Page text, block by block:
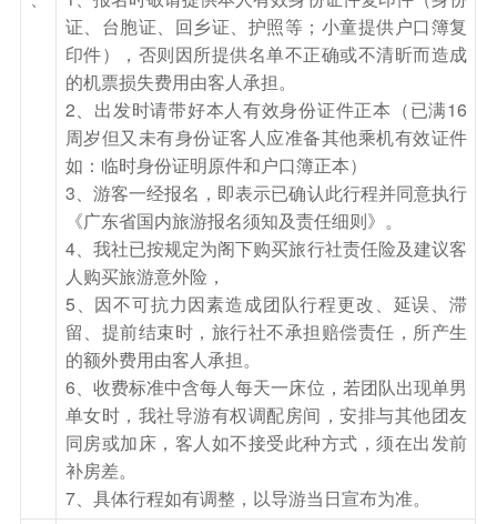
住宿
吉林
第7天 吉林-长春-广州
酒店用早餐，后乘车前往【吉林雾凇长廊】是吉林
雾凇较佳观赏点，观赏中国四大气象奇景—[吉林
雾凇] 每到寒冬，不冻的江水中升腾的水雾遇冷，
在树上凝结为霜花，从远处看正是传说中的玉树琼
花，美不胜言。雾凇是一种气象景观，受温度，风
力等因素的影响,不是保证天天都能看到的。后前
往观吉林市市容市貌，乘车游览吉林小外滩——
【松江中路】、【松花江】、东北地区保存最完好
的哥特式建筑——【天主教堂广场】。赠送观看松
花湖【冬捕】（冬捕项目受气候影响严重，具体开
捕时间无法预测，【参观冬捕】条件允许即开展，
不允许则不开展。）冬天的松花湖有厚达3、4米
证、台胞证、回乡证、护照等；小童提供户口簿复
印件），否则因所提供名单不正确或不清昕而造成
的机票损失费用由客人承担。
2、出发时请带好本人有效身份证件正本（已满16
周岁但又未有身份证客人应准备其他乘机有效证件
如：临时身份证明原件和户口簿正本）
3、游客一经报名，即表示已确认此行程并同意执行
《广东省国内旅游报名须知及责任细则》。
4、我社已按规定为阁下购买旅行社责任险及建议客
人购买旅游意外险，
5、因不可抗力因素造成团队行程更改、延误、滞
留、提前结束时，旅行社不承担赔偿责任，所产生
的额外费用由客人承担。
6、收费标准中含每人每天一床位，若团队出现单男
单女时，我社导游有权调配房间，安排与其他团友
同房或加床，客人如不接受此种方式，须在出发前
补房差。
7、具体行程如有调整，以导游当日宣布为准。